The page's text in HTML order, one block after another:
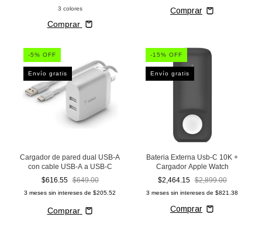
3 colores
Comprar
-5% OFF
Envío gratis
Cargador de pared dual USB-A
con cable USB-A a USB-C
$616.55 $649.00
3 meses sin intereses de $205.52
Comprar
-15% OFF
Envío gratis
Bateria Externa Usb-C 10K +
Cargador Apple Watch
$2,464.15 $2,899.00
3 meses sin intereses de $821.38